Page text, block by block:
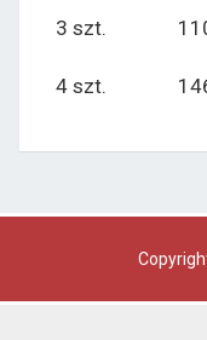
3 szt.
4 szt.